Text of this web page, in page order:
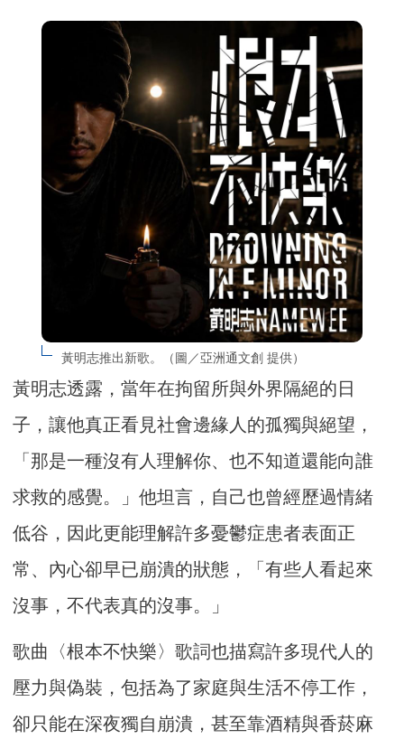
黃明志推出新歌。（圖／亞洲通文創 提供）
黃明志透露，當年在拘留所與外界隔絕的日
子，讓他真正看見社會邊緣人的孤獨與絕望，
「那是一種沒有人理解你、也不知道還能向誰
求救的感覺。」他坦言，自己也曾經歷過情緒
低谷，因此更能理解許多憂鬱症患者表面正
常、內心卻早已崩潰的狀態，「有些人看起來
沒事，不代表真的沒事。」
歌曲〈根本不快樂〉歌詞也描寫許多現代人的
壓力與偽裝，包括為了家庭與生活不停工作，
卻只能在深夜獨自崩潰，甚至靠酒精與香菸麻